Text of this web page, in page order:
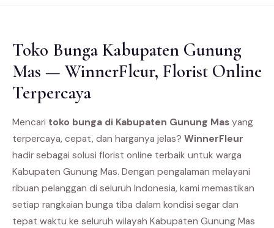
Toko Bunga Kabupaten Gunung
Mas — WinnerFleur, Florist Online
Terpercaya
Mencari toko bunga di Kabupaten Gunung Mas yang
terpercaya, cepat, dan harganya jelas? WinnerFleur
hadir sebagai solusi florist online terbaik untuk warga
Kabupaten Gunung Mas. Dengan pengalaman melayani
ribuan pelanggan di seluruh Indonesia, kami memastikan
setiap rangkaian bunga tiba dalam kondisi segar dan
tepat waktu ke seluruh wilayah Kabupaten Gunung Mas